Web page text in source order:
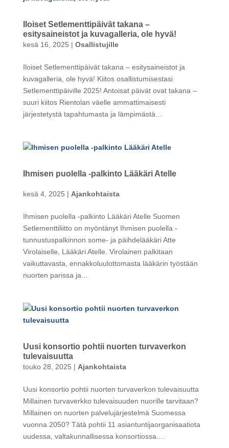
Iloiset Setlementtipäivät takana –
esitysaineistot ja kuvagalleria, ole hyvä!
kesä 16, 2025 | Osallistujille
Iloiset Setlementtipäivät takana – esitysaineistot ja
kuvagalleria, ole hyvä! Kiitos osallistumisestasi
Setlementtipäiville 2025! Antoisat päivät ovat takana –
suuri kiitos Rientolan väelle ammattimaisesti
järjestetystä tapahtumasta ja lämpimästä...
Ihmisen puolella -palkinto Lääkäri Atelle
kesä 4, 2025 | Ajankohtaista
Ihmisen puolella -palkinto Lääkäri Atelle Suomen
Setlementtiliitto on myöntänyt Ihmisen puolella -
tunnustuspalkinnon some- ja päihdelääkäri Atte
Virolaiselle, Lääkäri Atelle. Virolainen palkitaan
vaikuttavasta, ennakkoluulottomasta lääkärin työstään
nuorten parissa ja...
Uusi konsortio pohtii nuorten turvaverkon
tulevaisuutta
touko 28, 2025 | Ajankohtaista
Uusi konsortio pohtii nuorten turvaverkon tulevaisuutta
Millainen turvaverkko tulevaisuuden nuorille tarvitaan?
Millainen on nuorten palvelujärjestelmä Suomessa
vuonna 2050? Tätä pohtii 11 asiantuntijaorganisaatiota
uudessa, valtakunnallisessa konsortiossa....